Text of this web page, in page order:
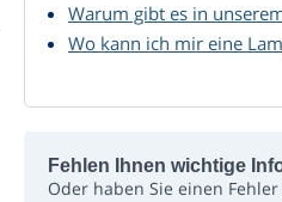
Warum gibt es in
Wo kann ich mir eine
Fehlen Ihnen wichtige
Oder haben Sie einen